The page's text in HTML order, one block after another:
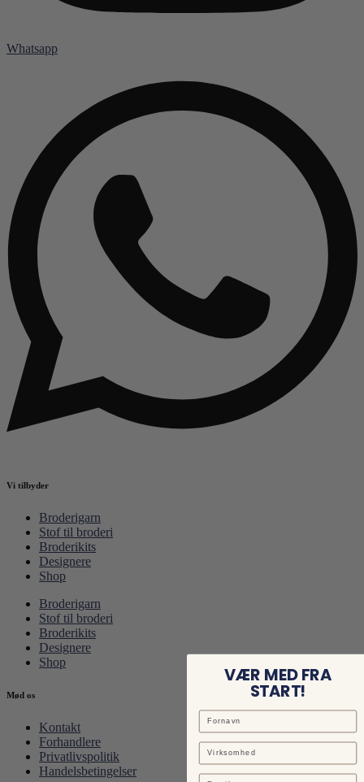
Whatsapp
Vi tilbyder
Broderigarn
Stof til broderi
Broderikits
Designere
Shop
Broderigarn
Stof til broderi
Broderikits
Designere
Shop
Mød os
Kontakt
Forhandlere
Privatlivspolitik
Handelsbetingelser
VÆR MED FRA
START!
Email